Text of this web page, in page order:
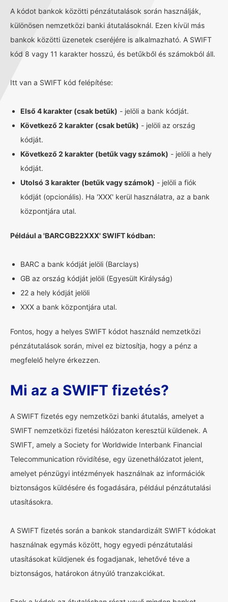
A kódot bankok közötti pénzátutalások során használják,
különösen nemzetközi banki átutalásoknál. Ezen kívül más
bankok közötti üzenetek cseréjére is alkalmazható. A SWIFT
kód 8 vagy 11 karakter hosszú, és betűkből és számokból áll.
Itt van a SWIFT kód felépítése:
Első 4 karakter (csak betűk) - jelöli a bank kódját.
Következő 2 karakter (csak betűk) - jelöli az ország
kódját.
Következő 2 karakter (betűk vagy számok) - jelöli a hely
kódját.
Utolsó 3 karakter (betűk vagy számok) - jelöli a fiók
kódját (opcionális). Ha 'XXX' kerül használatra, az a bank
központjára utal.
Például a 'BARCGB22XXX' SWIFT kódban:
BARC a bank kódját jelöli (Barclays)
GB az ország kódját jelöli (Egyesült Királyság)
22 a hely kódját jelöli
XXX a bank központjára utal.
Fontos, hogy a helyes SWIFT kódot használd nemzetközi
pénzátutalások során, mivel ez biztosítja, hogy a pénz a
megfelelő helyre érkezzen.
Mi az a SWIFT fizetés?
A SWIFT fizetés egy nemzetközi banki átutalás, amelyet a
SWIFT nemzetközi fizetési hálózaton keresztül küldenek. A
SWIFT, amely a Society for Worldwide Interbank Financial
Telecommunication rövidítése, egy üzenethálózatot jelent,
amelyet pénzügyi intézmények használnak az információk
biztonságos küldésére és fogadására, például pénzátutalási
utasításokra.
A SWIFT fizetés során a bankok standardizált SWIFT kódokat
használnak egymás között, hogy egyedi pénzátutalási
utasításokat küldjenek és fogadjanak, lehetővé téve a
biztonságos, határokon átnyúló tranzakciókat.